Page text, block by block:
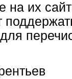
на их